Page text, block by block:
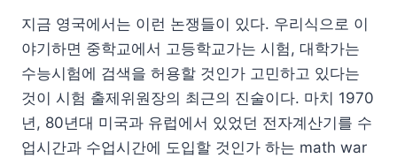
지금 영국에서는 이런 논쟁들이 있다. 우리식으로 이
야기하면 중학교에서 고등학교가는 시험, 대학가는
수능시험에 검색을 허용할 것인가 고민하고 있다는
것이 시험 출제위원장의 최근의 진술이다. 마치 1970
년, 80년대 미국과 유럽에서 있었던 전자계산기를 수
업시간과 수업시간에 도입할 것인가 하는 math war